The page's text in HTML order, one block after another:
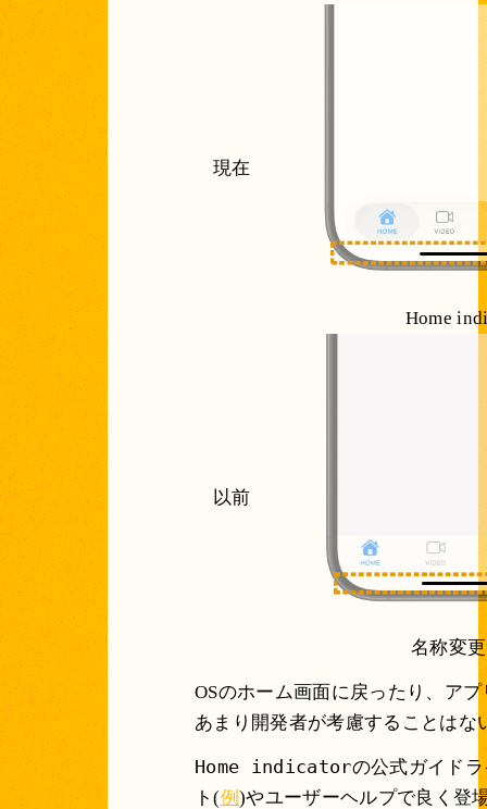
現在
Home
以前
名称変
OSのホーム画面に戻ったり、ア
あまり開発者が考慮することはな
Home indicatorの公式ガイド
ト(例 )やユーザーヘルプで良く登